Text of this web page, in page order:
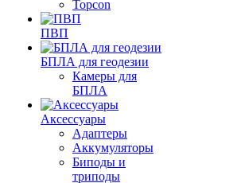
Topcon
ПВП
БПЛА для геодезии
Камеры для
БПЛА
Аксессуары
Адаптеры
Аккумуляторы
Биподы и
триподы